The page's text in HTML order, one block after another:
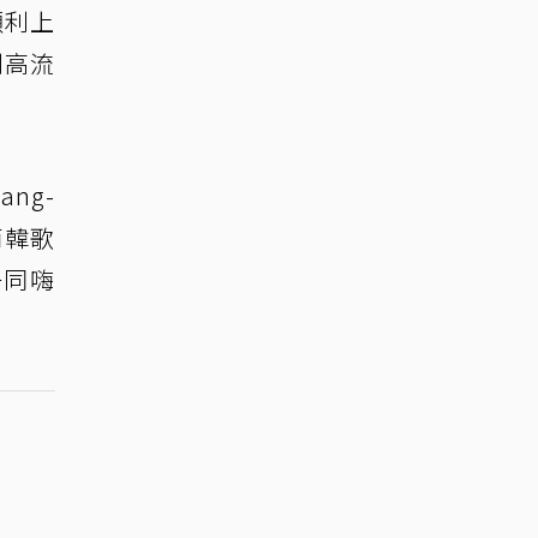
上
流
歌
嗨